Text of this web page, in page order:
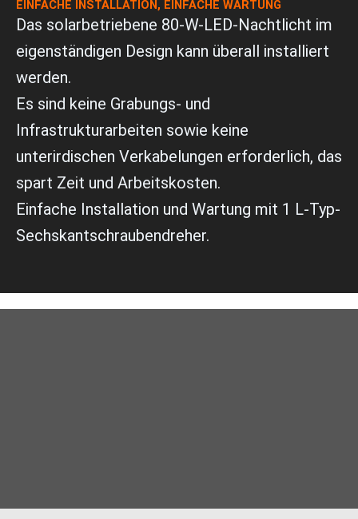
EINFACHE INSTALLATION, EINFACHE WARTUNG
Das solarbetriebene 80-W-LED-Nachtlicht im
eigenständigen Design kann überall installiert
werden.
Es sind keine Grabungs- und
Infrastrukturarbeiten sowie keine
unterirdischen Verkabelungen erforderlich, das
spart Zeit und Arbeitskosten.
Einfache Installation und Wartung mit 1 L-Typ-
Sechskantschraubendreher.